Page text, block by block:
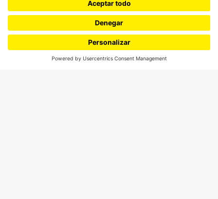
Podcasts
Ediciones especiales